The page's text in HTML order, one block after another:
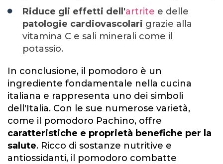
Riduce gli effetti dell'artrite e delle
patologie cardiovascolari grazie alla
vitamina C e sali minerali come il
potassio.
In conclusione, il pomodoro è un
ingrediente fondamentale nella cucina
italiana e rappresenta uno dei simboli
dell'Italia. Con le sue numerose varietà,
come il pomodoro Pachino, offre
caratteristiche e proprietà benefiche per la
salute. Ricco di sostanze nutritive e
antiossidanti, il pomodoro combatte